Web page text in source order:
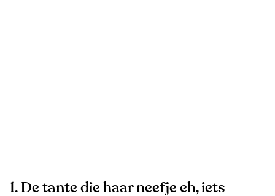
1. De tante die haar neefje eh, iets